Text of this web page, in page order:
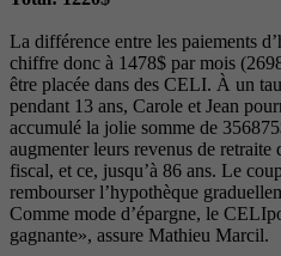
La différence entre les paiements
chiffre donc à 1478$ par mois
être placée dans des CELI. À un
pendant 13 ans, Carole et Jean
accumulé la jolie somme de
augmenter leurs revenus de retraite
fiscal, et ce, jusqu’à 86 ans. Le
rembourser l’hypothèque
Comme mode d’épargne, le
gagnante», assure Mathieu Marcil.